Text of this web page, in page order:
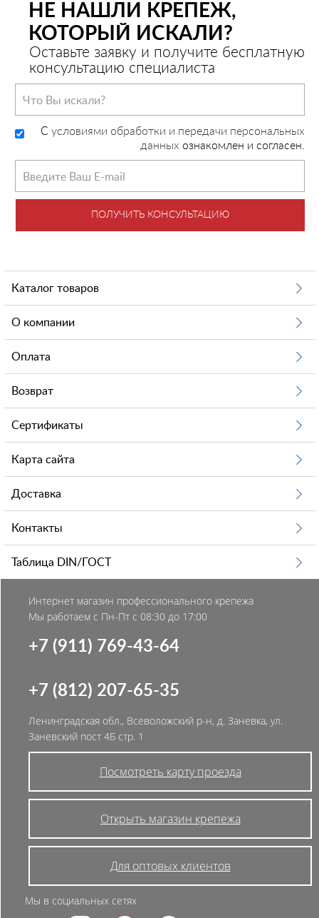
НЕ НАШЛИ КРЕПЕЖ,
КОТОРЫЙ ИСКАЛИ?
Оставьте заявку и получите бесплатную
консультацию специалиста
C условиями обработки и передачи персональных
данных ознакомлен и согласен.
ПОЛУЧИТЬ КОНСУЛЬТАЦИЮ
Каталог товаров
О компании
Оплата
Возврат
Сертификаты
Карта сайта
Доставка
Контакты
Таблица DIN/ГОСТ
Интернет магазин профессионального крепежа
Мы работаем с Пн-Пт с 08:30 до 17:00
+7 (911) 769-43-64
+7 (812) 207-65-35
Ленинградская обл., Всеволожский р-н, д. Заневка, ул.
Заневский пост 4Б стр. 1
Посмотреть карту проезда
Открыть магазин крепежа
Для оптовых клиентов
Мы в социальных сетях